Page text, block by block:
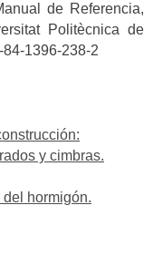
de Referencia,
Politècnica de
1396-238-2
y cimbras.
hormigón.